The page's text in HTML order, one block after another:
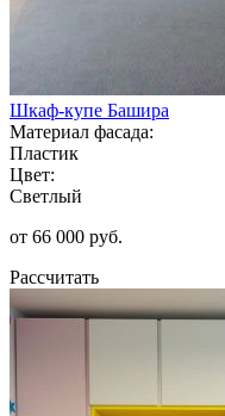
Шкаф-купе Башира
Материал фасада:
Пластик
Цвет:
Светлый
от 66 000 руб.
Рассчитать